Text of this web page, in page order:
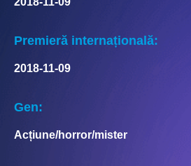
Premieră internațională:
2018-11-09
Gen:
Acțiune/horror/mister